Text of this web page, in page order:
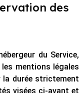
des
du Service,
mentions légales
la durée strictement
visées ci-avant et